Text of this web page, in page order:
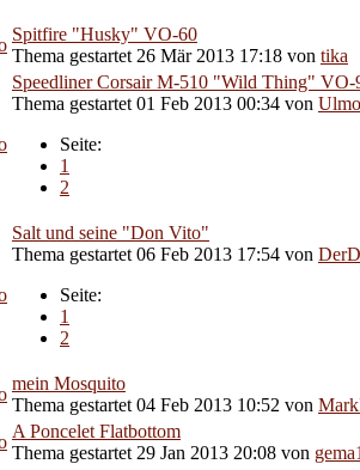
Spitfire "Husky" VO-60
Thema gestartet 26 Mär 2013 17:18 von tika
Speedliner Corsair M-510 "Wild Thing" VO-
Thema gestartet 01 Feb 2013 00:34 von Ulmo
Seite:
1
2
Salt und seine "Don Vito"
Thema gestartet 06 Feb 2013 17:54 von
Seite:
1
2
mein Mosquito
Thema gestartet 04 Feb 2013 10:52 von
A Poncelet Flatbottom
Thema gestartet 29 Jan 2013 20:08 von